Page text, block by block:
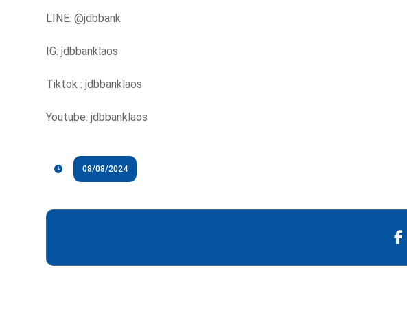
LINE: @jdbbank
IG: jdbbanklaos
Tiktok : jdbbanklaos
Youtube: jdbbanklaos
08/08/2024